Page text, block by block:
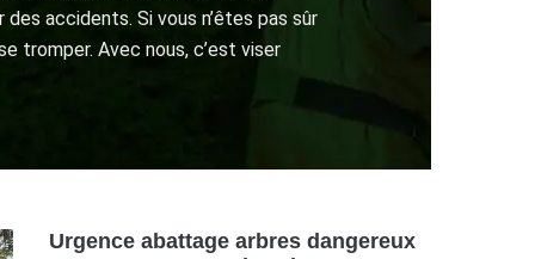
accidents. Si vous n’êtes pas sûr
tromper. Avec nous, c’est viser
Urgence abattage arbres dangereux